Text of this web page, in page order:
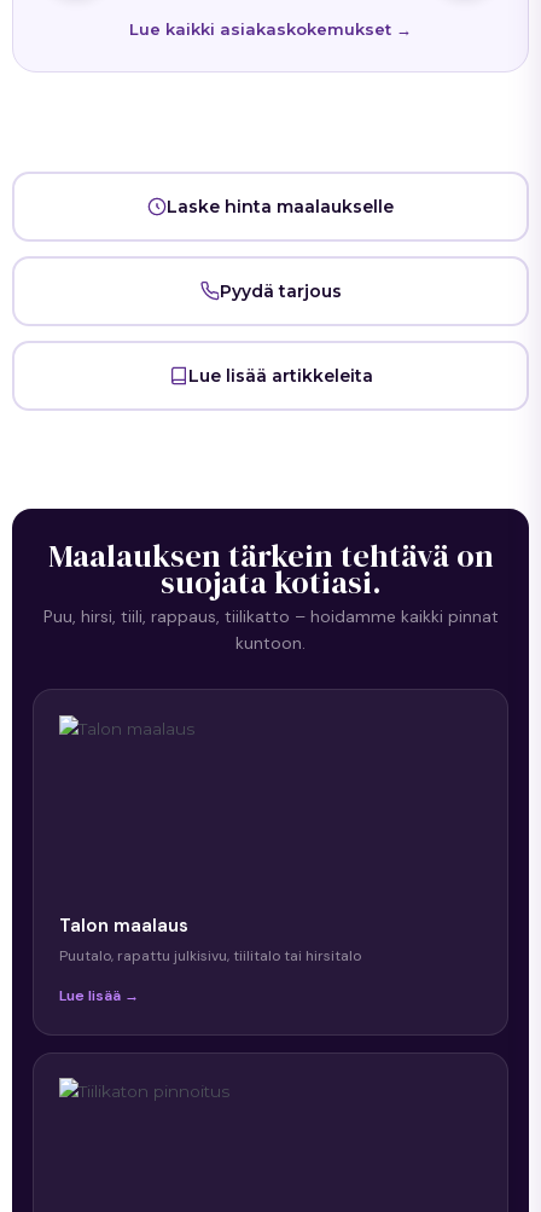
Lue kaikki asiakaskokemukset →
Laske hinta maalaukselle
Pyydä tarjous
Lue lisää artikkeleita
Maalauksen tärkein tehtävä on
suojata kotiasi.
Puu, hirsi, tiili, rappaus, tiilikatto – hoidamme kaikki pinnat
kuntoon.
Talon maalaus
Puutalo, rapattu julkisivu, tiilitalo tai hirsitalo
Lue lisää →